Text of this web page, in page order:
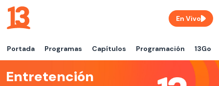
Portada Programas Capítulos Programación 13Go
En Vivo
Entretención